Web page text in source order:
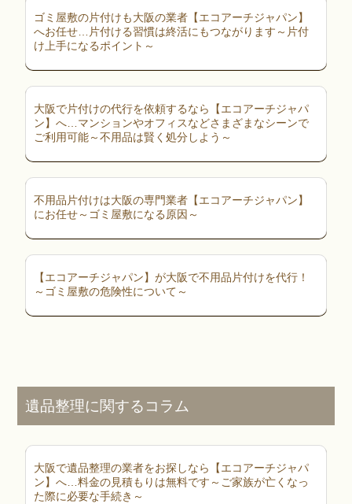
ゴミ屋敷の片付けも大阪の業者【エコアーチジャパン】
へお任せ…片付ける習慣は終活にもつながります～片付
け上手になるポイント～
大阪で片付けの代行を依頼するなら【エコアーチジャパ
ン】へ…マンションやオフィスなどさまざまなシーンで
ご利用可能～不用品は賢く処分しよう～
不用品片付けは大阪の専門業者【エコアーチジャパン】
にお任せ～ゴミ屋敷になる原因～
【エコアーチジャパン】が大阪で不用品片付けを代行！
～ゴミ屋敷の危険性について～
遺品整理に関するコラム
大阪で遺品整理の業者をお探しなら【エコアーチジャパ
ン】へ…料金の見積もりは無料です～ご家族が亡くなっ
た際に必要な手続き～